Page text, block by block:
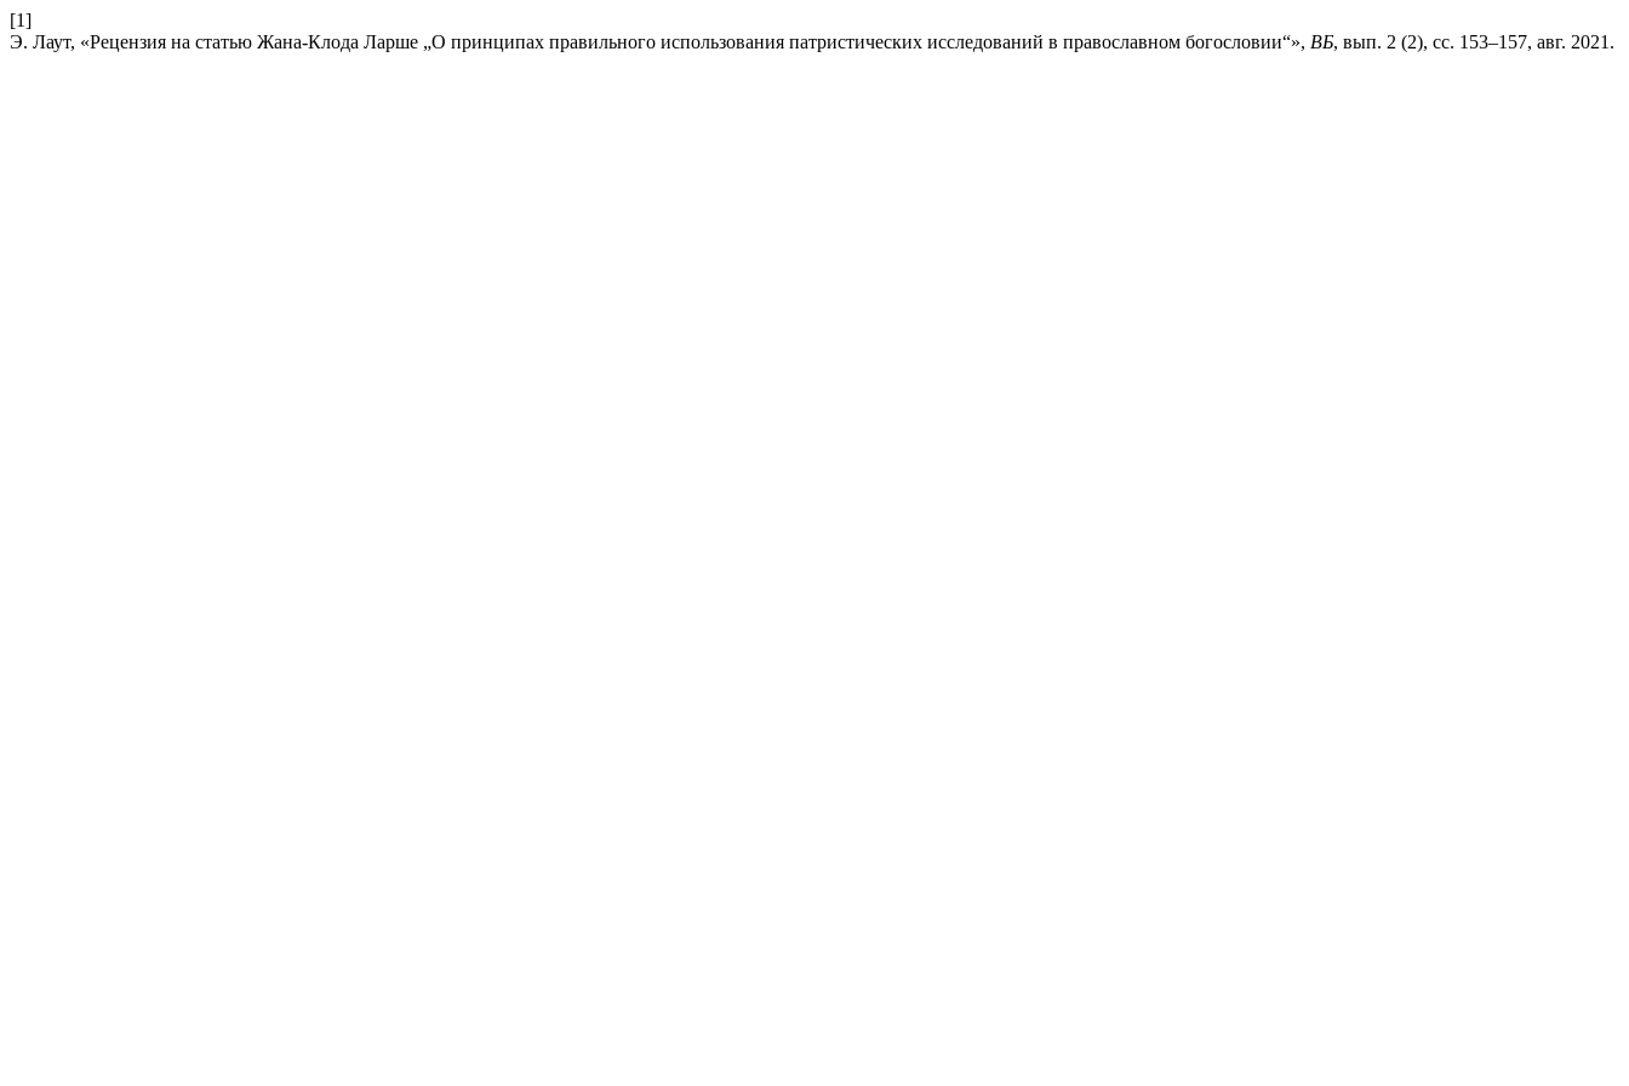
[1]
Э. Лаут, «Рецензия на статью Жана-Клода Ларше „О принципах правильного использования патристических исследований в православном богословии“», ВБ, вып. 2 (2), сс. 153–157, авг. 2021.